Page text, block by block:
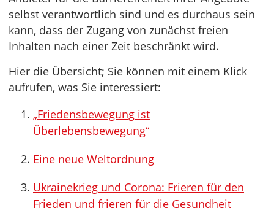
selbst verantwortlich sind und es durchaus sein
kann, dass der Zugang von zunächst freien
Inhalten nach einer Zeit beschränkt wird.
Hier die Übersicht; Sie können mit einem Klick
aufrufen, was Sie interessiert:
„Friedensbewegung ist
Überlebensbewegung“
Eine neue Weltordnung
Ukrainekrieg und Corona: Frieren für den
Frieden und frieren für die Gesundheit